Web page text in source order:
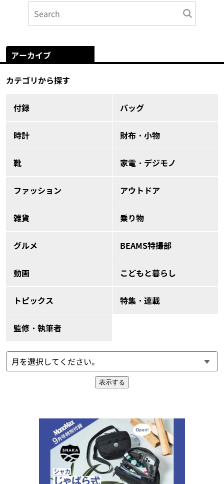
アーカイブ
カテゴリから探す
付録 バッグ
時計 財布・小物
靴 家電・デジモノ
ファッション アウトドア
雑貨 乗り物
グルメ BEAMS特撮部
動画 こどもと暮らし
トピックス 特集・連載
監修・執筆者
表示する